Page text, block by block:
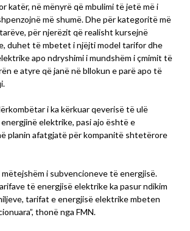
katër, në mënyrë që mbulimi të jetë më i
më shumë. Dhe për kategoritë më
për njerëzit që realisht kursejnë
duhet të mbetet i njëjti model tarifor dhe
apo ndryshimi i mundshëm i çmimit të
e atyre që janë në bllokun e parë apo të
i ka kërkuar qeverisë të ulë
elektrike, pasi ajo është e
planin afatgjatë për kompanitë shtetërore
i subvencioneve të energjisë.
të energjisë elektrike ka pasur ndikim
tarifat e energjisë elektrike mbeten
thonë nga FMN.